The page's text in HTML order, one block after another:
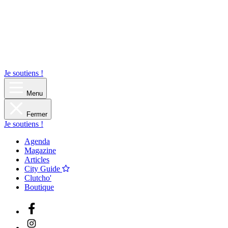
Je soutiens !
Menu
Fermer
Je soutiens !
Agenda
Magazine
Articles
City Guide
Clutcho'
Boutique